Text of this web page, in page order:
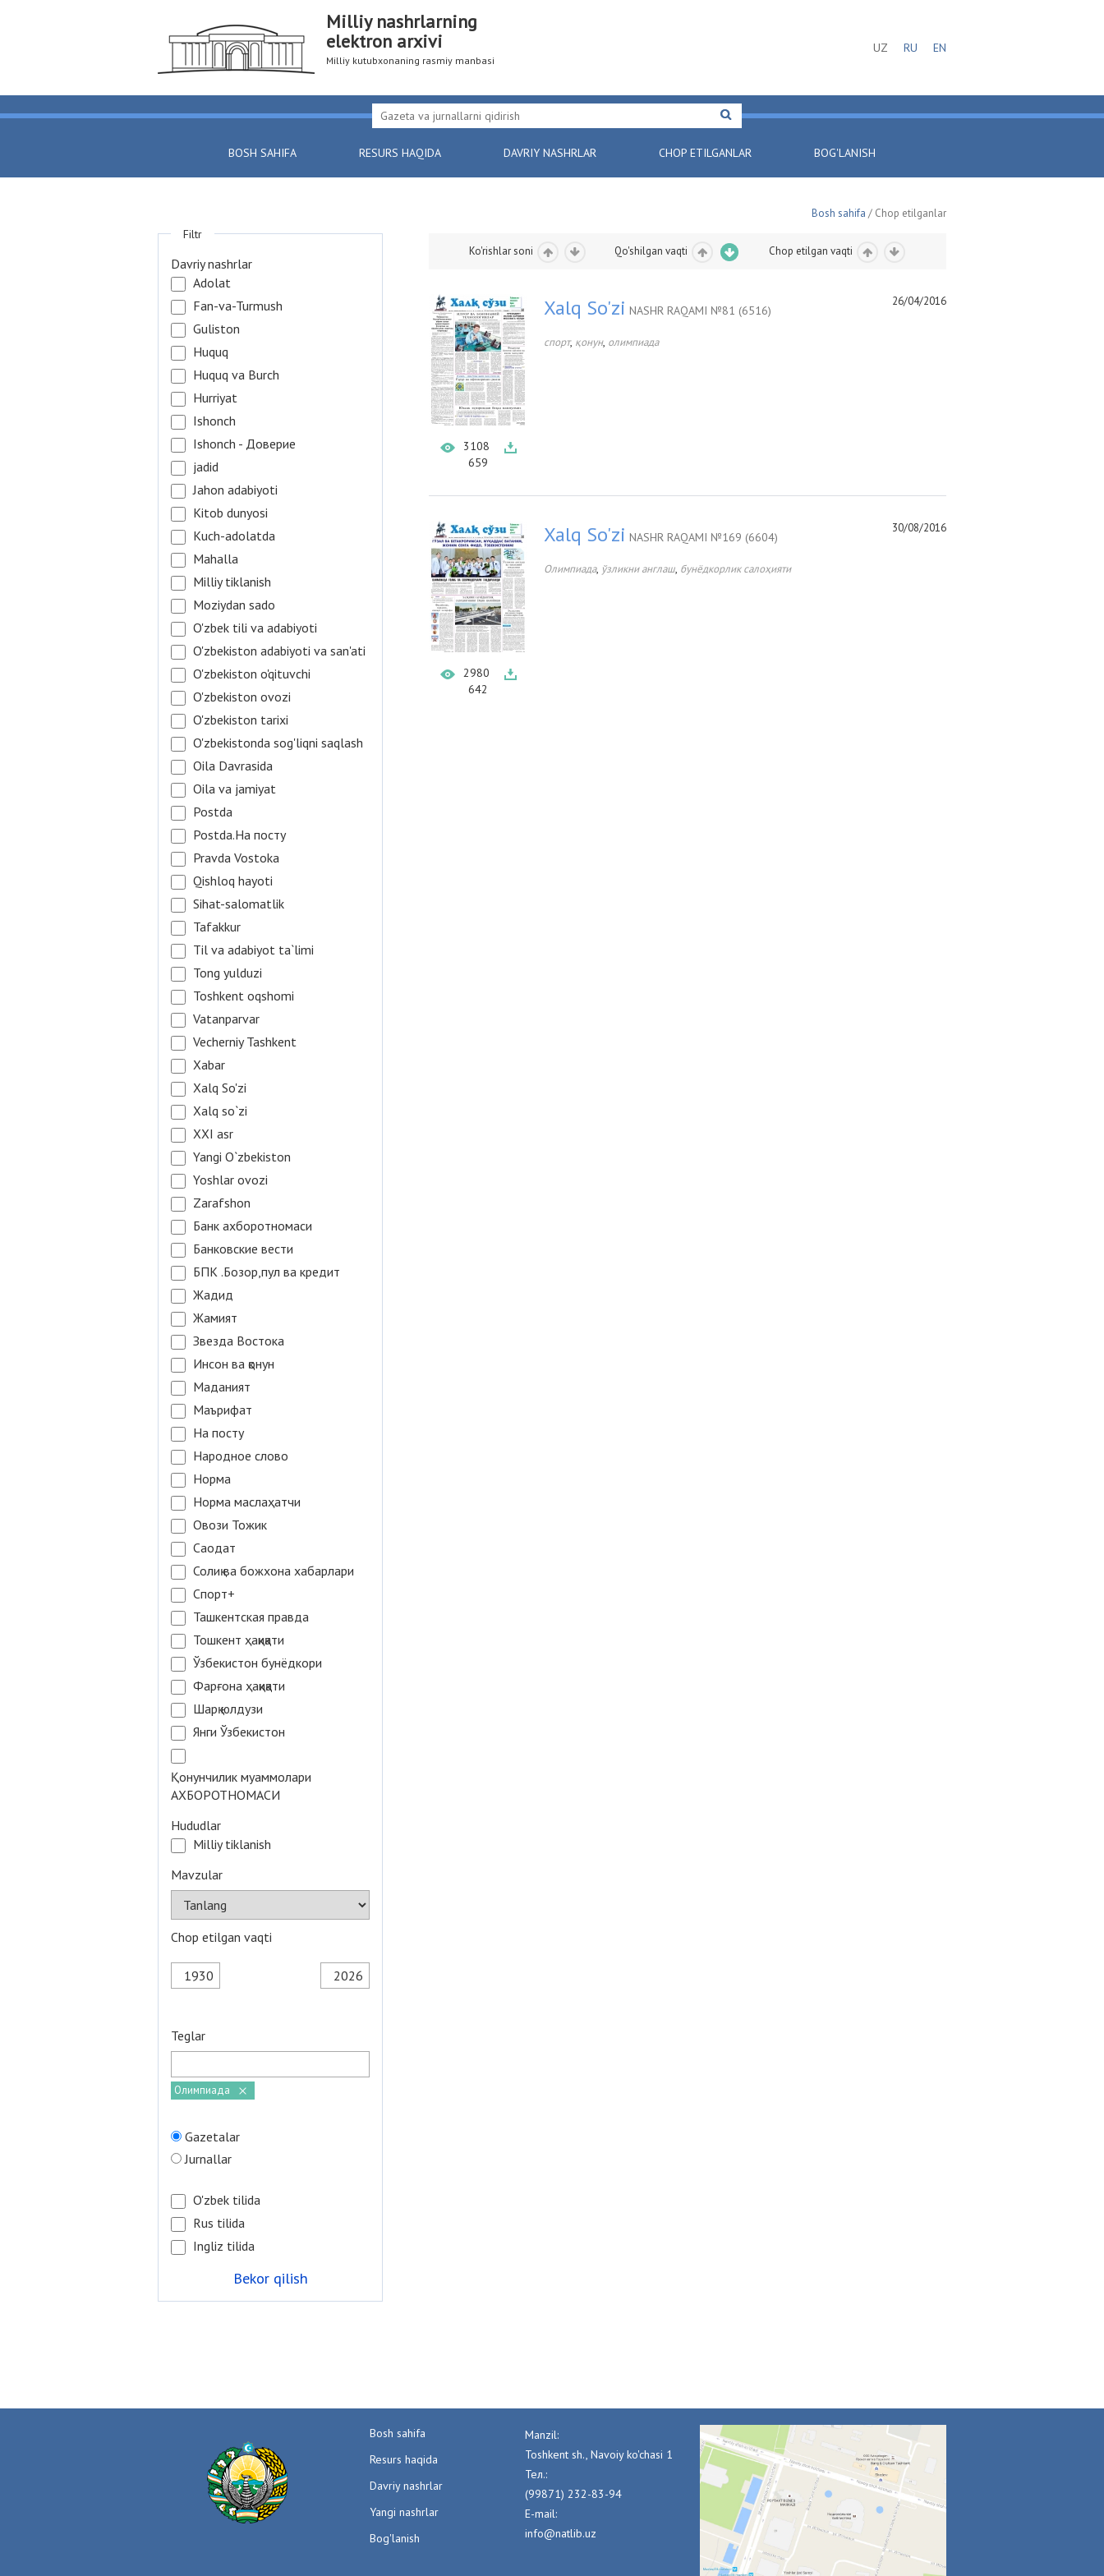
Milliy nashrlarning
elektron arxivi
Milliy kutubxonaning rasmiy manbasi
UZ RU EN
BOSH SAHIFA RESURS HAQIDA DAVRIY NASHRLAR CHOP ETILGANLAR BOG'LANISH
Bosh sahifa / Chop etilganlar
Ko'rishlar soni Qo'shilgan vaqti Chop etilgan vaqti
3108
659
26/04/2016
Xalq So'zi NASHR RAQAMI №81 (6516)
спорт, қонун, олимпиада
2980
642
30/08/2016
Xalq So'zi NASHR RAQAMI №169 (6604)
Олимпиада, ўзликни англаш, бунёдкорлик салоҳияти
Filtr
Davriy nashrlar
Adolat
Fan-va-Turmush
Guliston
Huquq
Huquq va Burch
Hurriyat
Ishonch
Ishonch - Доверие
jadid
Jahon adabiyoti
Kitob dunyosi
Kuch-adolatda
Mahalla
Milliy tiklanish
Moziydan sado
O'zbek tili va adabiyoti
O'zbekiston adabiyoti va san'ati
O'zbekiston o'qituvchi
O'zbekiston ovozi
O'zbekiston tarixi
O'zbekistonda sog'liqni saqlash
Oila Davrasida
Oila va jamiyat
Postda
Postda.На посту
Pravda Vostoka
Qishloq hayoti
Sihat-salomatlik
Tafakkur
Til va adabiyot ta`limi
Tong yulduzi
Toshkent oqshomi
Vatanparvar
Vecherniy Tashkent
Xabar
Xalq So'zi
Xalq so`zi
XXI asr
Yangi O`zbekiston
Yoshlar ovozi
Zarafshon
Банк ахборотномаси
Банковские вести
БПК .Бозор,пул ва кредит
Жадид
Жамият
Звезда Востока
Инсон ва қонун
Маданият
Маърифат
На посту
Народное слово
Норма
Норма маслаҳатчи
Овози Тожик
Саодат
Солиқ ва божхона хабарлари
Спорт+
Ташкентская правда
Тошкент ҳақиқати
Ўзбекистон бунёдкори
Фарғона ҳақиқати
Шарқ юлдузи
Янги Ўзбекистон
Қонунчилик муаммолари
АХБОРОТНОМАСИ
Hududlar
Milliy tiklanish
Mavzular
Chop etilgan vaqti
Teglar
Олимпиада
Gazetalar
Jurnallar
O'zbek tilida
Rus tilida
Ingliz tilida
Bekor qilish
Bosh sahifa
Resurs haqida
Davriy nashrlar
Yangi nashrlar
Bog'lanish
Manzil:
Toshkent sh., Navoiy ko'chasi 1
Тел.:
(99871) 232-83-94
E-mail:
info@natlib.uz